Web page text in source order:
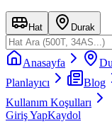
Hat Durak
Anasayfa
Planlayıcı
Blog
Kullanım Koşulları
Giriş YapKaydol